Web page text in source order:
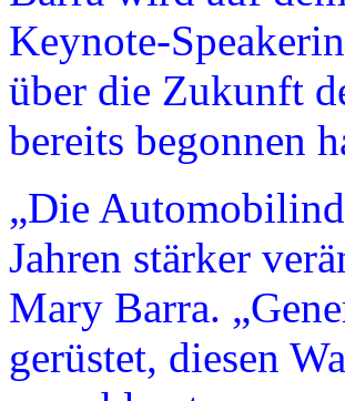
Keynote-
über die Zukunft
bereits begonnen
„Die
Jahren stärker
Mary Barra.
gerüstet, diesen